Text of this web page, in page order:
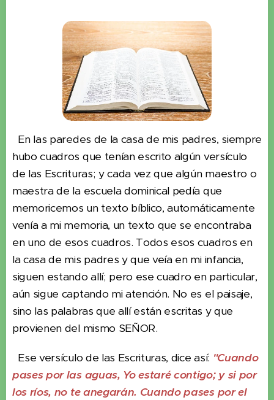
En las paredes de la casa de mis padres, siempre
hubo cuadros que tenían escrito algún versículo
de las Escrituras; y cada vez que algún maestro o
maestra de la escuela dominical pedía que
memoricemos un texto bíblico, automáticamente
venía a mi memoria, un texto que se encontraba
en uno de esos cuadros. Todos esos cuadros en
la casa de mis padres y que veía en mi infancia,
siguen estando allí; pero ese cuadro en particular,
aún sigue captando mi atención. No es el paisaje,
sino las palabras que allí están escritas y que
provienen del mismo SEÑOR.
Ese versículo de las Escrituras, dice así: "Cuando
pases por las aguas, Yo estaré contigo; y si por
los ríos, no te anegarán. Cuando pases por el